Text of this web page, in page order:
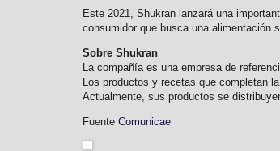
Este 2021, Shukran lanzará una
consumidor que busca una alimentación
Sobre Shukran
La compañía es una empresa de
Los productos y recetas que completan
Actualmente, sus productos se
Fuente Comunicae